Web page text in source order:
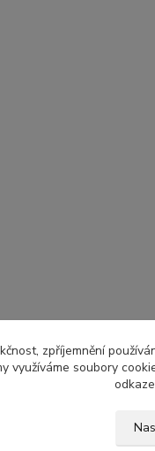
zpříjemnění
využíváme soubory